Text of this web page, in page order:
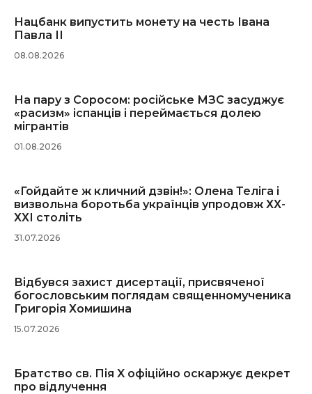
Нацбанк випустить монету на честь Івана
Павла ІІ
08.08.2026
На пару з Соросом: російське МЗС засуджує
«расизм» іспанців і переймається долею
мігрантів
01.08.2026
«Гойдайте ж кличний дзвін!»: Олена Теліга і
визвольна боротьба українців упродовж ХХ-
ХХІ століть
31.07.2026
Відбувся захист дисертації, присвяченої
богословським поглядам священномученика
Григорія Хомишина
15.07.2026
Братство св. Пія X офіційно оскаржує декрет
про відлучення